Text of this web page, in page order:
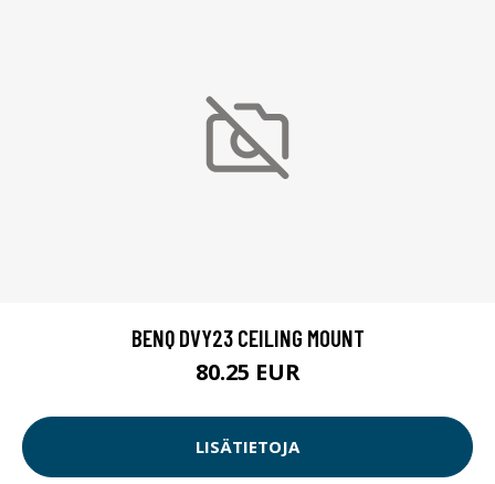
BENQ DVY23 CEILING MOUNT
80.25 EUR
LISÄTIETOJA